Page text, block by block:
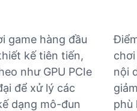
game hàng đầu
kế tiên tiến,
như GPU PCIe
để xử lý các
dạng mô-đun
nội
phù